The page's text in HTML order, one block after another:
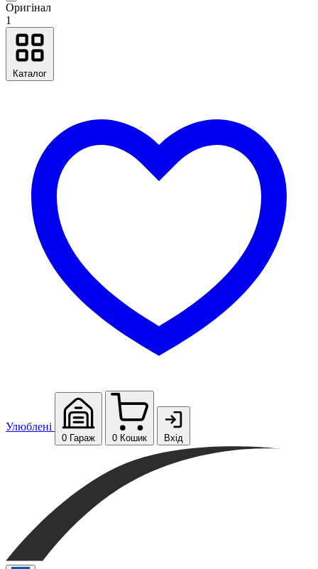
Оригінал
1
Каталог
Улюблені
0 Гараж 0 Кошик Вхід